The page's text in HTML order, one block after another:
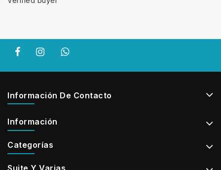
Información De Contacto
Información
Categorías